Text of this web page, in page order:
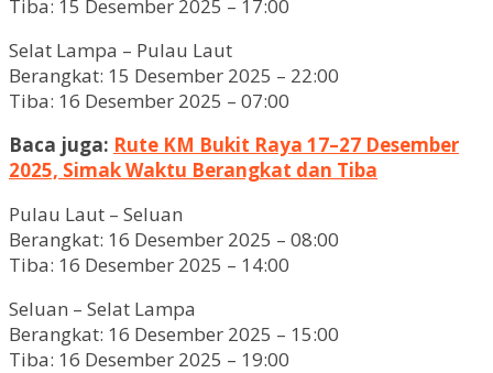
Tiba: 15 Desember 2025 – 17:00
Selat Lampa – Pulau Laut
Berangkat: 15 Desember 2025 – 22:00
Tiba: 16 Desember 2025 – 07:00
Baca juga: Rute KM Bukit Raya 17–27 Desember
2025, Simak Waktu Berangkat dan Tiba
Pulau Laut – Seluan
Berangkat: 16 Desember 2025 – 08:00
Tiba: 16 Desember 2025 – 14:00
Seluan – Selat Lampa
Berangkat: 16 Desember 2025 – 15:00
Tiba: 16 Desember 2025 – 19:00